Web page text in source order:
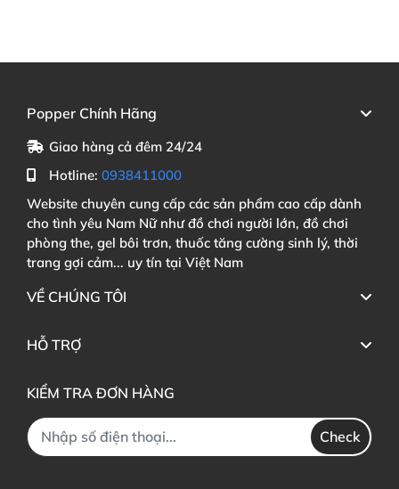
Popper Chính Hãng
Giao hàng cả đêm 24/24
Hotline: 0938411000
Website chuyên cung cấp các sản phẩm cao cấp dành
cho tình yêu Nam Nữ như đồ chơi người lớn, đồ chơi
phòng the, gel bôi trơn, thuốc tăng cường sinh lý, thời
trang gợi cảm... uy tín tại Việt Nam
VỀ CHÚNG TÔI
HỖ TRỢ
KIỂM TRA ĐƠN HÀNG
Check